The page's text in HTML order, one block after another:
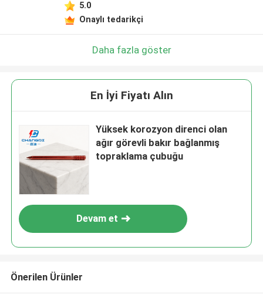
5.0
Onaylı tedarikçi
Daha fazla göster
En İyi Fiyatı Alın
Yüksek korozyon direnci olan
ağır görevli bakır bağlanmış
topraklama çubuğu
Devam et
Önerilen Ürünler